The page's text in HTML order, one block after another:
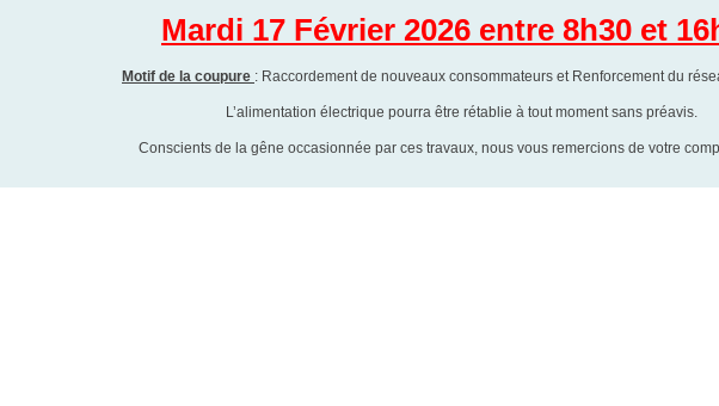
Mardi 17 Février 2026 entre 8h30 et
Motif de la coupure : Raccordement de nouveaux consommateurs et Renforcement du
L’alimentation électrique pourra être rétablie à tout moment sans préavis.
Conscients de la gêne occasionnée par ces travaux, nous vous remercions de votre